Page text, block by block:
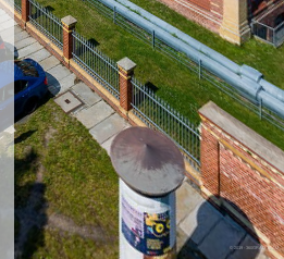
© 2019 - 360GRAD-TEAM